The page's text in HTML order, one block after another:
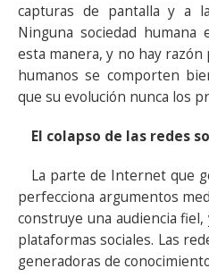
capturas de pantalla y a
Ninguna sociedad
esta manera, y no hay
humanos se comporten
que su evolución nunca los
El colapso de las redes
La parte de Internet que
perfecciona argumentos
construye una audiencia
plataformas sociales. Las
generadoras de